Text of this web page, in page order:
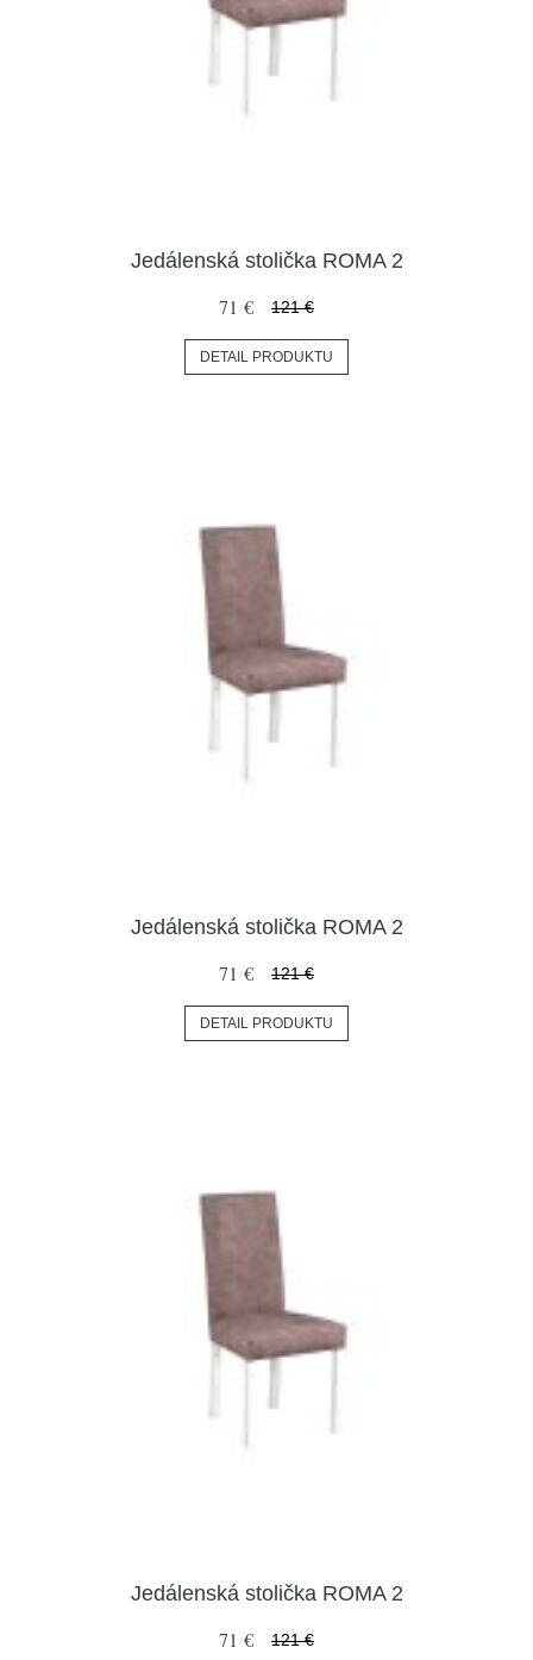
Jedálenská stolička ROMA 2
71 € 121 €
DETAIL PRODUKTU
Jedálenská stolička ROMA 2
71 € 121 €
DETAIL PRODUKTU
Jedálenská stolička ROMA 2
71 € 121 €